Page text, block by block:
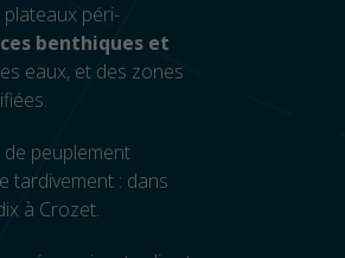
plateaux péri-
benthiques et
eaux, et des zones
de peuplement
tardivement : dans
à Crozet.